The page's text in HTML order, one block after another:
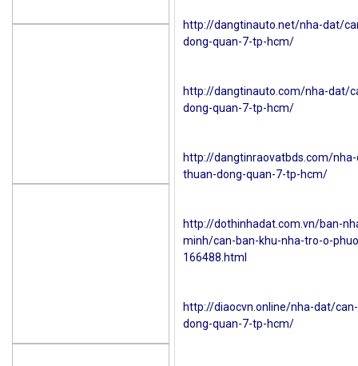
http://dangtinauto.net/nha-dat/
dong-quan-7-tp-hcm/
http://dangtinauto.com/nha-dat/
dong-quan-7-tp-hcm/
http://dangtinraovatbds.com/
thuan-dong-quan-7-tp-hcm/
http://dothinhadat.com.vn/ban-
minh/can-ban-khu-nha-tro-o-
166488.html
http://diaocvn.online/nha-dat/
dong-quan-7-tp-hcm/